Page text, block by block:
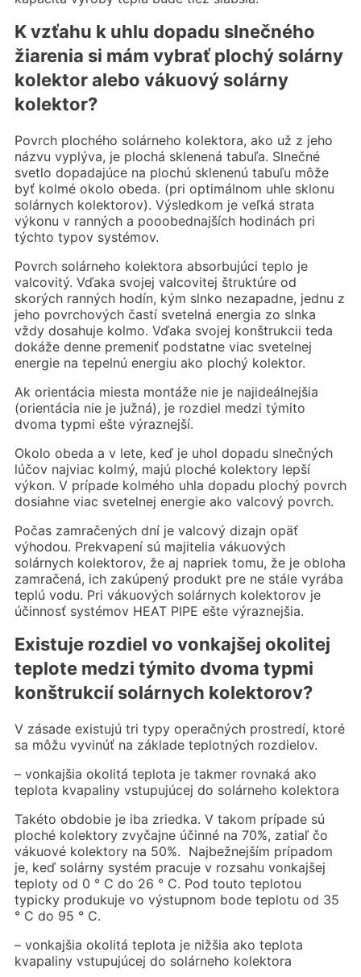
K vzťahu k uhlu dopadu slnečného
žiarenia si mám vybrať plochý solárny
kolektor alebo vákuový solárny
kolektor?
Povrch plochého solárneho kolektora, ako už z jeho
názvu vyplýva, je plochá sklenená tabuľa. Slnečné
svetlo dopadajúce na plochú sklenenú tabuľu môže
byť kolmé okolo obeda. (pri optimálnom uhle sklonu
solárnych kolektorov). Výsledkom je veľká strata
výkonu v ranných a pooobednajších hodinách pri
týchto typov systémov.
Povrch solárneho kolektora absorbujúci teplo je
valcovitý. Vďaka svojej valcovitej štruktúre od
skorých ranných hodín, kým slnko nezapadne, jednu z
jeho povrchových častí svetelná energia zo slnka
vždy dosahuje kolmo. Vďaka svojej konštrukcii teda
dokáže denne premeniť podstatne viac svetelnej
energie na tepelnú energiu ako plochý kolektor.
Ak orientácia miesta montáže nie je najideálnejšia
(orientácia nie je južná), je rozdiel medzi týmito
dvoma typmi ešte výraznejší.
Okolo obeda a v lete, keď je uhol dopadu slnečných
lúčov najviac kolmý, majú ploché kolektory lepší
výkon. V prípade kolmého uhla dopadu plochý povrch
dosiahne viac svetelnej energie ako valcový povrch.
Počas zamračených dní je valcový dizajn opäť
výhodou. Prekvapení sú majitelia vákuových
solárnych kolektorov, že aj napriek tomu, že je obloha
zamračená, ich zakúpený produkt pre ne stále vyrába
teplú vodu. Pri vákuových solárnych kolektorov je
účinnosť systémov HEAT PIPE ešte výraznejšia.
Existuje rozdiel vo vonkajšej okolitej
teplote medzi týmito dvoma typmi
konštrukcií solárnych kolektorov?
V zásade existujú tri typy operačných prostredí, ktoré
sa môžu vyvinúť na základe teplotných rozdielov.
– vonkajšia okolitá teplota je takmer rovnaká ako
teplota kvapaliny vstupujúcej do solárneho kolektora
Takéto obdobie je iba zriedka. V takom prípade sú
ploché kolektory zvyčajne účinné na 70%, zatiaľ čo
vákuové kolektory na 50%. Najbežnejším prípadom
je, keď solárny systém pracuje v rozsahu vonkajšej
teploty od 0 ° C do 26 ° C. Pod touto teplotou
typicky produkuje vo výstupnom bode teplotu od 35
° C do 95 ° C.
– vonkajšia okolitá teplota je nižšia ako teplota
kvapaliny vstupujúcej do solárneho kolektora